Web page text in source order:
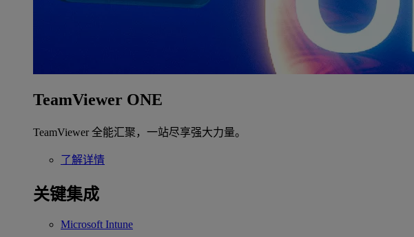
TeamViewer ONE
TeamViewer 全能汇聚，一站尽享强大力量。
了解详情
关键集成
Microsoft Intune